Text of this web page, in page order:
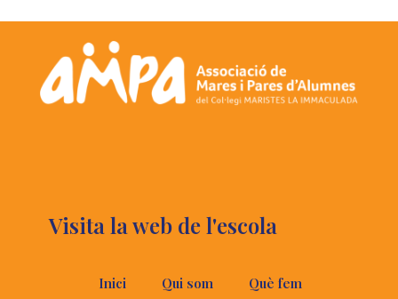
Visita la web de l'escola
Inici Qui som
Què fem